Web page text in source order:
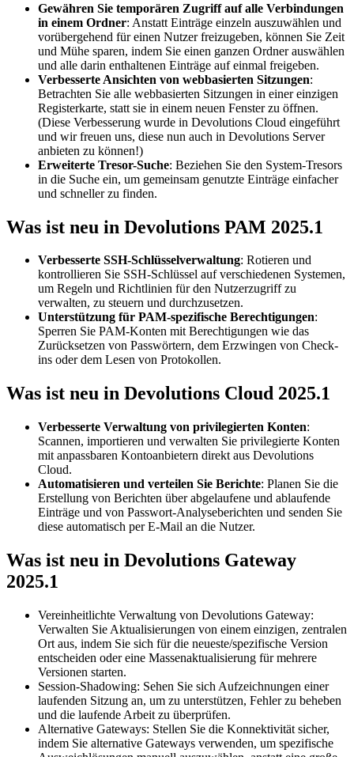
Gewähren Sie temporären Zugriff auf alle Verbindungen
in einem Ordner: Anstatt Einträge einzeln auszuwählen und
vorübergehend für einen Nutzer freizugeben, können Sie Zeit
und Mühe sparen, indem Sie einen ganzen Ordner auswählen
und alle darin enthaltenen Einträge auf einmal freigeben.
Verbesserte Ansichten von webbasierten Sitzungen:
Betrachten Sie alle webbasierten Sitzungen in einer einzigen
Registerkarte, statt sie in einem neuen Fenster zu öffnen.
(Diese Verbesserung wurde in Devolutions Cloud eingeführt
und wir freuen uns, diese nun auch in Devolutions Server
anbieten zu können!)
Erweiterte Tresor-Suche: Beziehen Sie den System-Tresors
in die Suche ein, um gemeinsam genutzte Einträge einfacher
und schneller zu finden.
Was ist neu in Devolutions PAM 2025.1
Verbesserte SSH-Schlüsselverwaltung: Rotieren und
kontrollieren Sie SSH-Schlüssel auf verschiedenen Systemen,
um Regeln und Richtlinien für den Nutzerzugriff zu
verwalten, zu steuern und durchzusetzen.
Unterstützung für PAM-spezifische Berechtigungen:
Sperren Sie PAM-Konten mit Berechtigungen wie das
Zurücksetzen von Passwörtern, dem Erzwingen von Check-
ins oder dem Lesen von Protokollen.
Was ist neu in Devolutions Cloud 2025.1
Verbesserte Verwaltung von privilegierten Konten:
Scannen, importieren und verwalten Sie privilegierte Konten
mit anpassbaren Kontoanbietern direkt aus Devolutions
Cloud.
Automatisieren und verteilen Sie Berichte: Planen Sie die
Erstellung von Berichten über abgelaufene und ablaufende
Einträge und von Passwort-Analyseberichten und senden Sie
diese automatisch per E-Mail an die Nutzer.
Was ist neu in Devolutions Gateway
2025.1
Vereinheitlichte Verwaltung von Devolutions Gateway:
Verwalten Sie Aktualisierungen von einem einzigen, zentralen
Ort aus, indem Sie sich für die neueste/spezifische Version
entscheiden oder eine Massenaktualisierung für mehrere
Versionen starten.
Session-Shadowing: Sehen Sie sich Aufzeichnungen einer
laufenden Sitzung an, um zu unterstützen, Fehler zu beheben
und die laufende Arbeit zu überprüfen.
Alternative Gateways: Stellen Sie die Konnektivität sicher,
indem Sie alternative Gateways verwenden, um spezifische